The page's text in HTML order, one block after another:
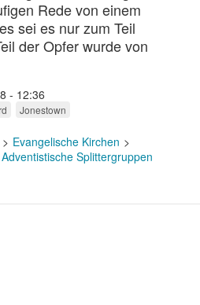
Rede von einem
sei es nur zum Teil
der Opfer wurde von
- 12:36
Jonestown
Evangelische Kirchen
Adventistische Splittergruppen